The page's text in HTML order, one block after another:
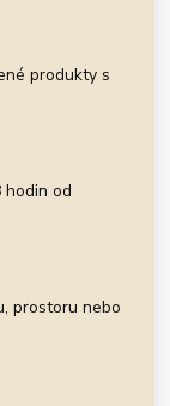
produkty s
hodin od
prostoru nebo